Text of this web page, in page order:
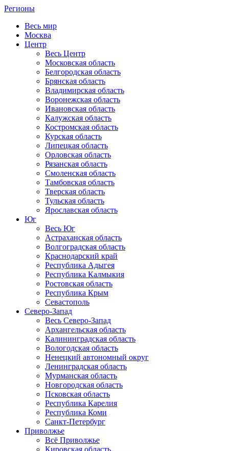
Регионы
Весь мир
Москва
Центр
Весь Центр
Московская область
Белгородская область
Брянская область
Владимирская область
Воронежская область
Ивановская область
Калужская область
Костромская область
Курская область
Липецкая область
Орловская область
Рязанская область
Смоленская область
Тамбовская область
Тверская область
Тульская область
Ярославская область
Юг
Весь Юг
Астраханская область
Волгоградская область
Краснодарский край
Республика Адыгея
Республика Калмыкия
Ростовская область
Республика Крым
Севастополь
Северо-Запад
Весь Северо-Запад
Архангельская область
Калининградская область
Вологодская область
Ненецкий автономный округ
Ленинградская область
Мурманская область
Новгородская область
Псковская область
Республика Карелия
Республика Коми
Санкт-Петербург
Приволжье
Всё Приволжье
Кировская область